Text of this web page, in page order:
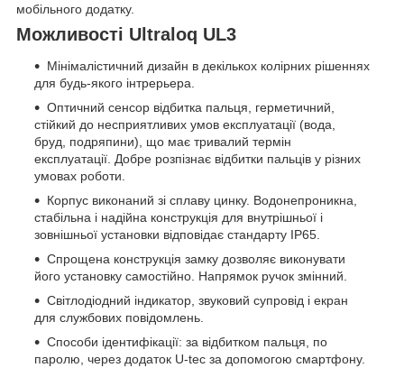
мобільного додатку.
Можливості Ultraloq UL3
Мінімалістичний дизайн в декількох колірних рішеннях
для будь-якого інтрерьера.
Оптичний сенсор відбитка пальця, герметичний,
стійкий до несприятливих умов експлуатації (вода,
бруд, подряпини), що має тривалий термін
експлуатації. Добре розпізнає відбитки пальців у різних
умовах роботи.
Корпус виконаний зі сплаву цинку. Водонепроникна,
стабільна і надійна конструкція для внутрішньої і
зовнішньої установки відповідає стандарту IP65.
Спрощена конструкція замку дозволяє виконувати
його установку самостійно. Напрямок ручок змінний.
Світлодіодний індикатор, звуковий супровід і екран
для службових повідомлень.
Способи ідентифікації: за відбитком пальця, по
паролю, через додаток U-tec за допомогою смартфону.